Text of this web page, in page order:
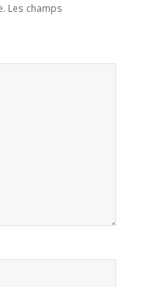
Les champs